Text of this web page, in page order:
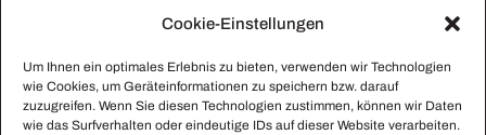
Cookie-Einstellungen
Um Ihnen ein optimales Erlebnis zu bieten, verwenden wir Technologien
wie Cookies, um Geräteinformationen zu speichern bzw. darauf
zuzugreifen. Wenn Sie diesen Technologien zustimmen, können wir Daten
wie das Surfverhalten oder eindeutige IDs auf dieser Website verarbeiten.
Mozart, Beet­hoven,
Haydn, Strauss: Piano
Concertos | Fried­rich